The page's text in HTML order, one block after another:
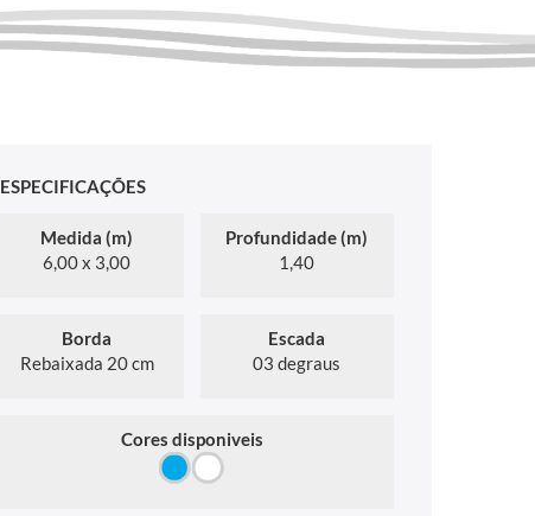
ESPECIFICAÇÕES
Medida (m)
6,00 x 3,00
Profundidade (m)
1,40
Borda
Rebaixada 20 cm
Escada
03 degraus
Cores disponiveis